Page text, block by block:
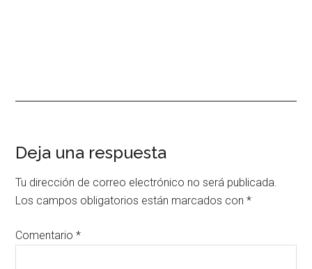
Interacciones
con
los
lectores
Deja una respuesta
Tu dirección de correo electrónico no será publicada.
Los campos obligatorios están marcados con*
Comentario*